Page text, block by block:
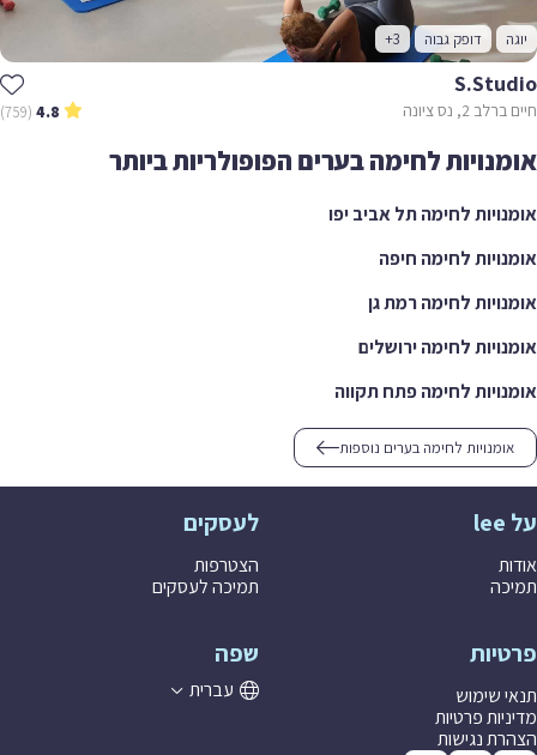
יוגה דופק גבוה +3
S.studio
חיים ברלב 2, נס ציונה 4.8
(759)
אומנויות לחימה בערים הפופולריות ביותר
אומנויות לחימה תל אביב יפו
אומנויות לחימה חיפה
אומנויות לחימה רמת גן
אומנויות לחימה ירושלים
אומנויות לחימה פתח תקווה
אומנויות לחימה בערים נוספות
על lee
אודות
תמיכה
לעסקים
הצטרפות
תמיכה לעסקים
פרטיות
תנאי שימוש
מדיניות פרטיות
הצהרת נגישות
שפה
עברית